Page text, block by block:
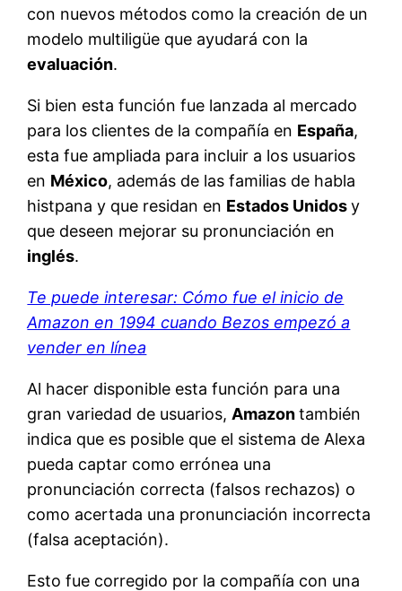
con nuevos métodos como la creación de un
modelo multiligüe que ayudará con la
evaluación.
Si bien esta función fue lanzada al mercado
para los clientes de la compañía en España,
esta fue ampliada para incluir a los usuarios
en México, además de las familias de habla
histpana y que residan en Estados Unidosy
que deseen mejorar su pronunciación en
inglés.
Te puede interesar: Cómo fue el inicio de
Amazon en 1994 cuando Bezos empezó a
vender en línea
Al hacer disponible esta función para una
gran variedad de usuarios, Amazontambién
indica que es posible que el sistema de Alexa
pueda captar como errónea una
pronunciación correcta (falsos rechazos) o
como acertada una pronunciación incorrecta
(falsa aceptación).
Esto fue corregido por la compañía con una